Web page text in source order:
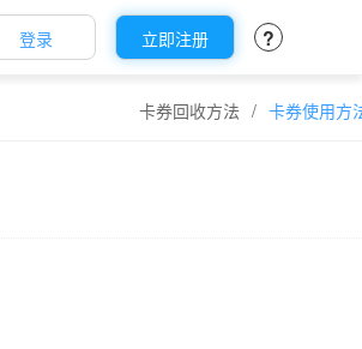
登录 立即注册 ?
卡券回收方法 / 卡券使用方